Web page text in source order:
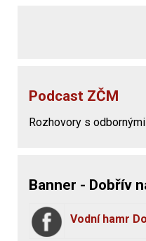
Podcast ZČM
Rozhovory s
Banner - Dobřív
Vodní hamr